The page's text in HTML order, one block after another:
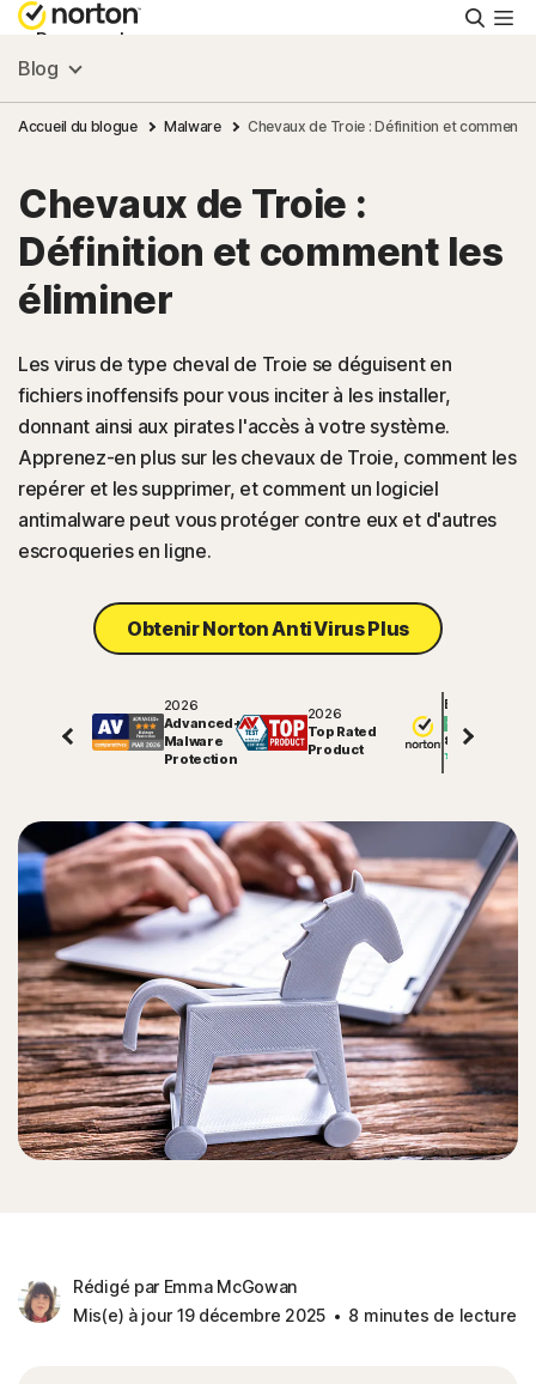
Personnel
Small Business
Ressources
Support
France
Blog
Accueil du blogue Malware Chevaux de Troie : Définition et comment
Chevaux de Troie :
Définition et comment les
éliminer
Les virus de type cheval de Troie se déguisent en
fichiers inoffensifs pour vous inciter à les installer,
donnant ainsi aux pirates l'accès à votre système.
Apprenez-en plus sur les chevaux de Troie, comment les
repérer et les supprimer, et comment un logiciel
antimalware peut vous protéger contre eux et d'autres
escroqueries en ligne.
Obtenir Norton AntiVirus Plus
2026
Advanced+
Malware
Protection
2026
Top Rated
Product
Excellent
81585
Rédigé par Emma McGowan
Mis(e) à jour 19 décembre 2025
8 minutes de lecture